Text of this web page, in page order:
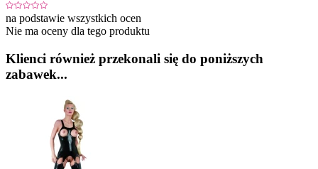
na podstawie wszystkich ocen
Nie ma oceny dla tego produktu
Klienci również przekonali się do poniższych
zabawek...